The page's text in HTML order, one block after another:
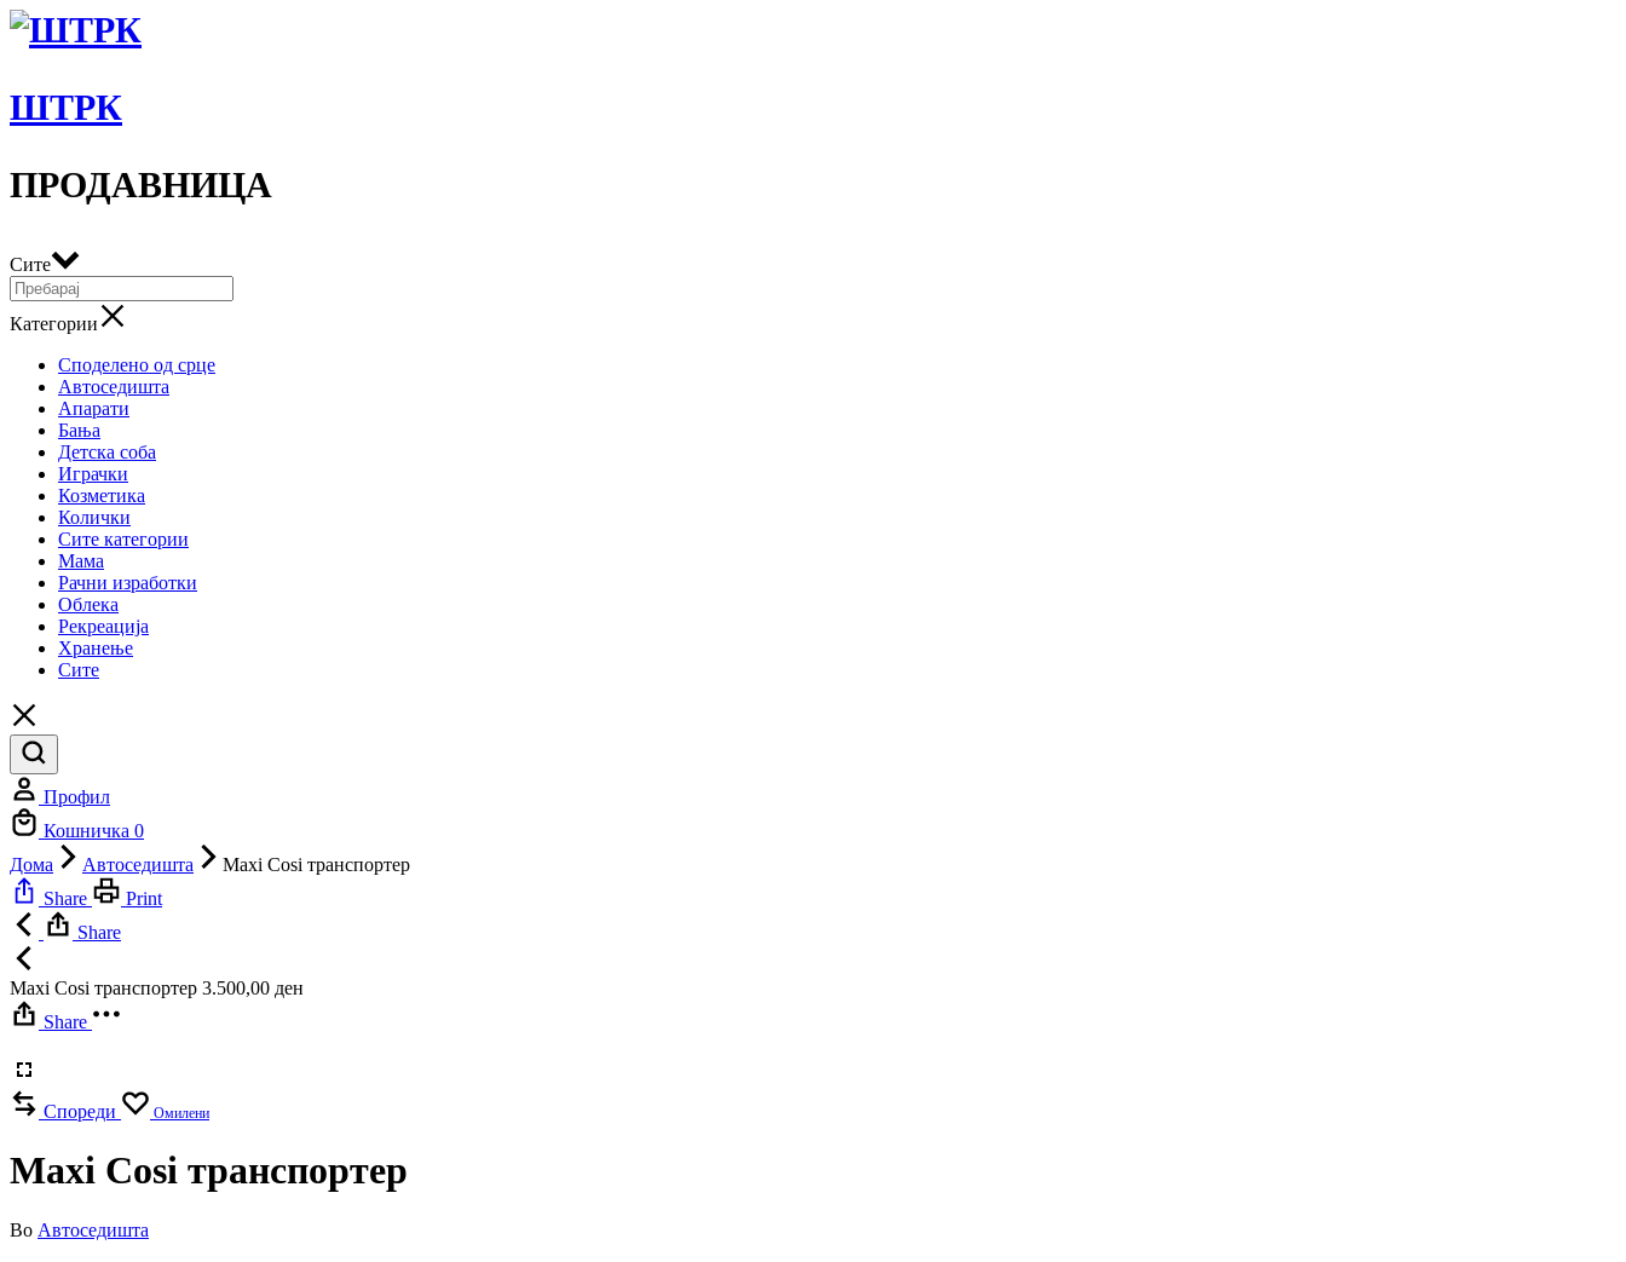
ШТРК
ПРОДАВНИЦА
Сите
Категории
Споделено од срце
Автоседишта
Апарати
Бања
Детска соба
Играчки
Козметика
Колички
Сите категории
Мама
Рачни изработки
Облека
Рекреација
Хранење
Сите
Профил
Кошничка 0
Дома
Автоседишта
Maxi Cosi транспортер
Share
Print
Share
Maxi Cosi транспортер 3.500,00 ден
Share
Спореди Омилени
Maxi Cosi транспортер
Во Автоседишта